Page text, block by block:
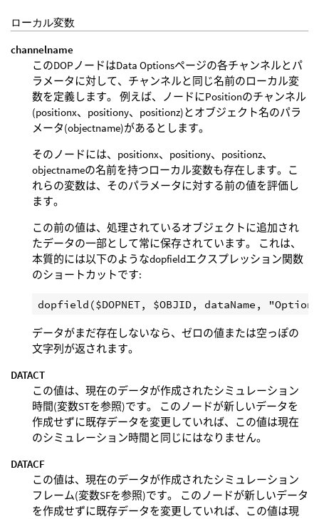
ローカル変数
channelname
このDOPノードはData Optionsページの各チャンネルとパ
ラメータに対して、チャンネルと同じ名前のローカル変
数を定義します。 例えば、ノードにPositionのチャンネル
(positionx、positiony、positionz)とオブジェクト名のパラ
メータ(objectname)があるとします。
そのノードには、positionx、positiony、positionz、
objectnameの名前を持つローカル変数も存在します。こ
れらの変数は、そのパラメータに対する前の値を評価し
ます。
この前の値は、処理されているオブジェクトに追加され
たデータの一部として常に保存されています。 これは、
本質的には以下のようなdopfieldエクスプレッション関数
のショートカットです:
データがまだ存在しないなら、ゼロの値または空っぽの
文字列が返されます。
DATACT
この値は、現在のデータが作成されたシミュレーション
時間(変数STを参照)です。 このノードが新しいデータを
作成せずに既存データを変更していれば、この値は現在
のシミュレーション時間と同じにはなりません。
DATACF
この値は、現在のデータが作成されたシミュレーション
フレーム(変数SFを参照)です。 このノードが新しいデータ
を作成せずに既存データを変更していれば、この値は現